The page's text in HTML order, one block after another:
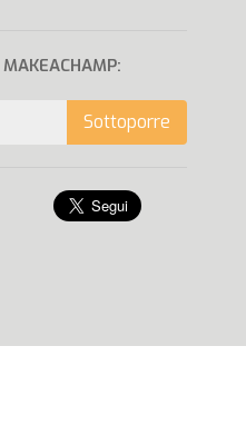
Sottoporre